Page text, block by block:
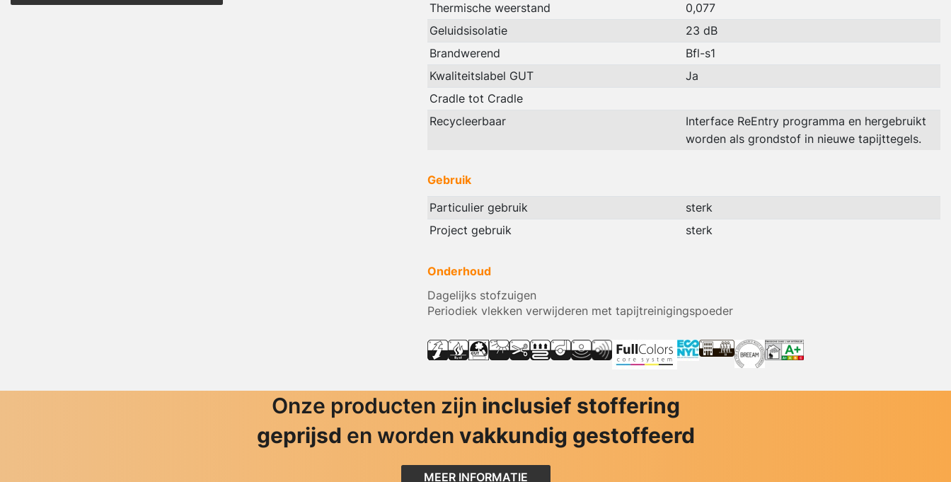
Thermische weerstand
0,077
Geluidsisolatie
23 dB
Brandwerend
Bfl-s1
Kwaliteitslabel GUT
Ja
Cradle tot Cradle
Recycleerbaar
Interface ReEntry programma en hergebruikt
worden als grondstof in nieuwe tapijttegels.
Gebruik
Particulier gebruik
sterk
Project gebruik
sterk
Onderhoud
Dagelijks stofzuigen
Periodiek vlekken verwijderen met tapijtreinigingspoeder
Onze producten zijn inclusief stoffering
geprijsd en worden vakkundig gestoffeerd
MEER INFORMATIE